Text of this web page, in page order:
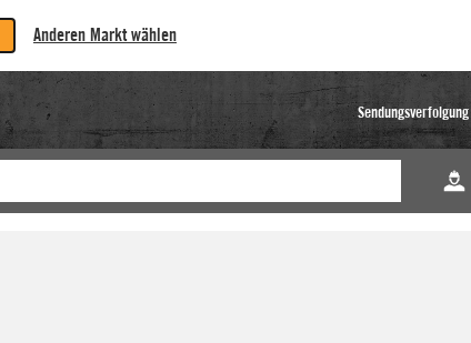
Anderen Markt wählen
Sendungsverfolgung